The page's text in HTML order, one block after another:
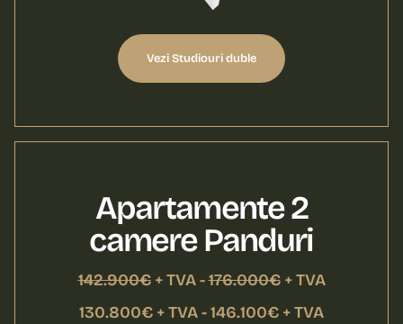
Vezi Studiouri duble
Apartamente 2
camere Panduri
142.900€+ TVA -176.000€+ TVA
130.800€ + TVA - 146.100€ + TVA